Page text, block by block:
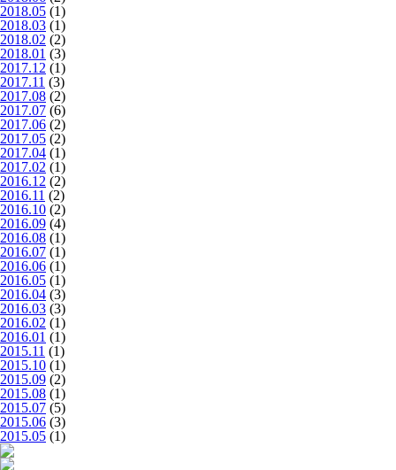
2018.05 (1)
2018.03 (1)
2018.02 (2)
2018.01 (3)
2017.12 (1)
2017.11 (3)
2017.08 (2)
2017.07 (6)
2017.06 (2)
2017.05 (2)
2017.04 (1)
2017.02 (1)
2016.12 (2)
2016.11 (2)
2016.10 (2)
2016.09 (4)
2016.08 (1)
2016.07 (1)
2016.06 (1)
2016.05 (1)
2016.04 (3)
2016.03 (3)
2016.02 (1)
2016.01 (1)
2015.11 (1)
2015.10 (1)
2015.09 (2)
2015.08 (1)
2015.07 (5)
2015.06 (3)
2015.05 (1)